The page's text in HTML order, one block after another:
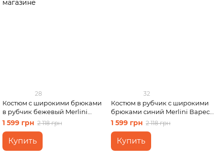
28
Костюм с широкими брюками
в рубчик бежевый Merlini
Менто 100001165, размер 42-44
1 599 грн 2 118 грн
Купить
32
Костюм в рубчик с широкими
брюками синий Merlini Варес
100001403 размер S-M
1 599 грн 2 118 грн
Купить